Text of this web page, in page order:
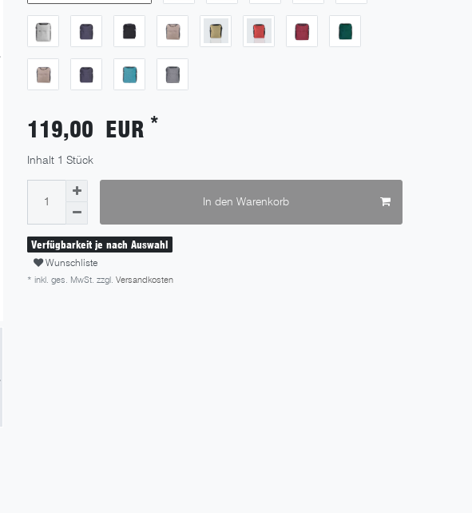
119,00 EUR *
Inhalt 1 Stück
In den Warenkorb
Verfügbarkeit je nach Auswahl
Wunschliste
* inkl. ges. MwSt. zzgl. Versandkosten